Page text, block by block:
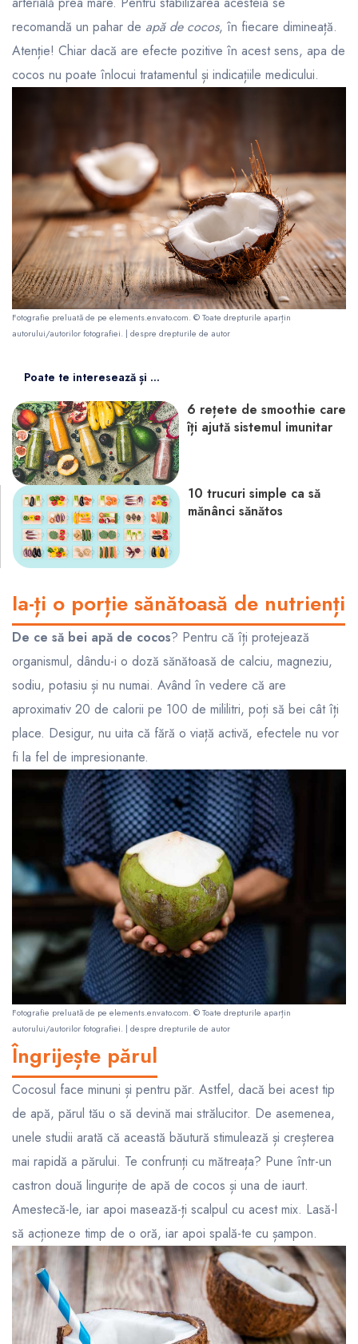
recomandă un pahar de apă de cocos, în fiecare dimineață.
Atenție! Chiar dacă are efecte pozitive în acest sens, apa de
cocos nu poate înlocui tratamentul și indicațiile medicului.
Fotografie preluată de pe elements.envato.com. © Toate drepturile aparțin
autorului/autorilor fotografiei. | despre drepturile de autor
Poate te interesează și ...
6 rețete de smoothie care
îți ajută sistemul imunitar
10 trucuri simple ca să
mănânci sănătos
Ia-ți o porție sănătoasă de nutrienți
De ce să bei apă de cocos? Pentru că îți protejează
organismul, dându-i o doză sănătoasă de calciu, magneziu,
sodiu, potasiu și nu numai. Având în vedere că are
aproximativ 20 de calorii pe 100 de mililitri, poți să bei cât îți
place. Desigur, nu uita că fără o viață activă, efectele nu vor
fi la fel de impresionante.
Fotografie preluată de pe elements.envato.com. © Toate drepturile aparțin
autorului/autorilor fotografiei. | despre drepturile de autor
Îngrijește părul
Cocosul face minuni și pentru păr. Astfel, dacă bei acest tip
de apă, părul tău o să devină mai strălucitor. De asemenea,
unele studii arată că această băutură stimulează și creșterea
mai rapidă a părului. Te confrunți cu mătreața? Pune într-un
castron două lingurițe de apă de cocos și una de iaurt.
Amestecă-le, iar apoi masează-ți scalpul cu acest mix. Lasă-l
să acționeze timp de o oră, iar apoi spală-te cu șampon.